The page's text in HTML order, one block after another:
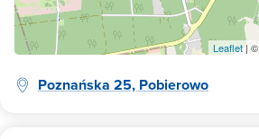
Leaflet| ©
Poznańska 25, Pobierowo